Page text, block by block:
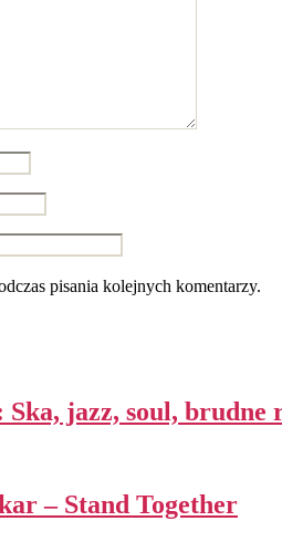
pisania kolejnych komentarzy.
jazz, soul, brudne
– Stand Together